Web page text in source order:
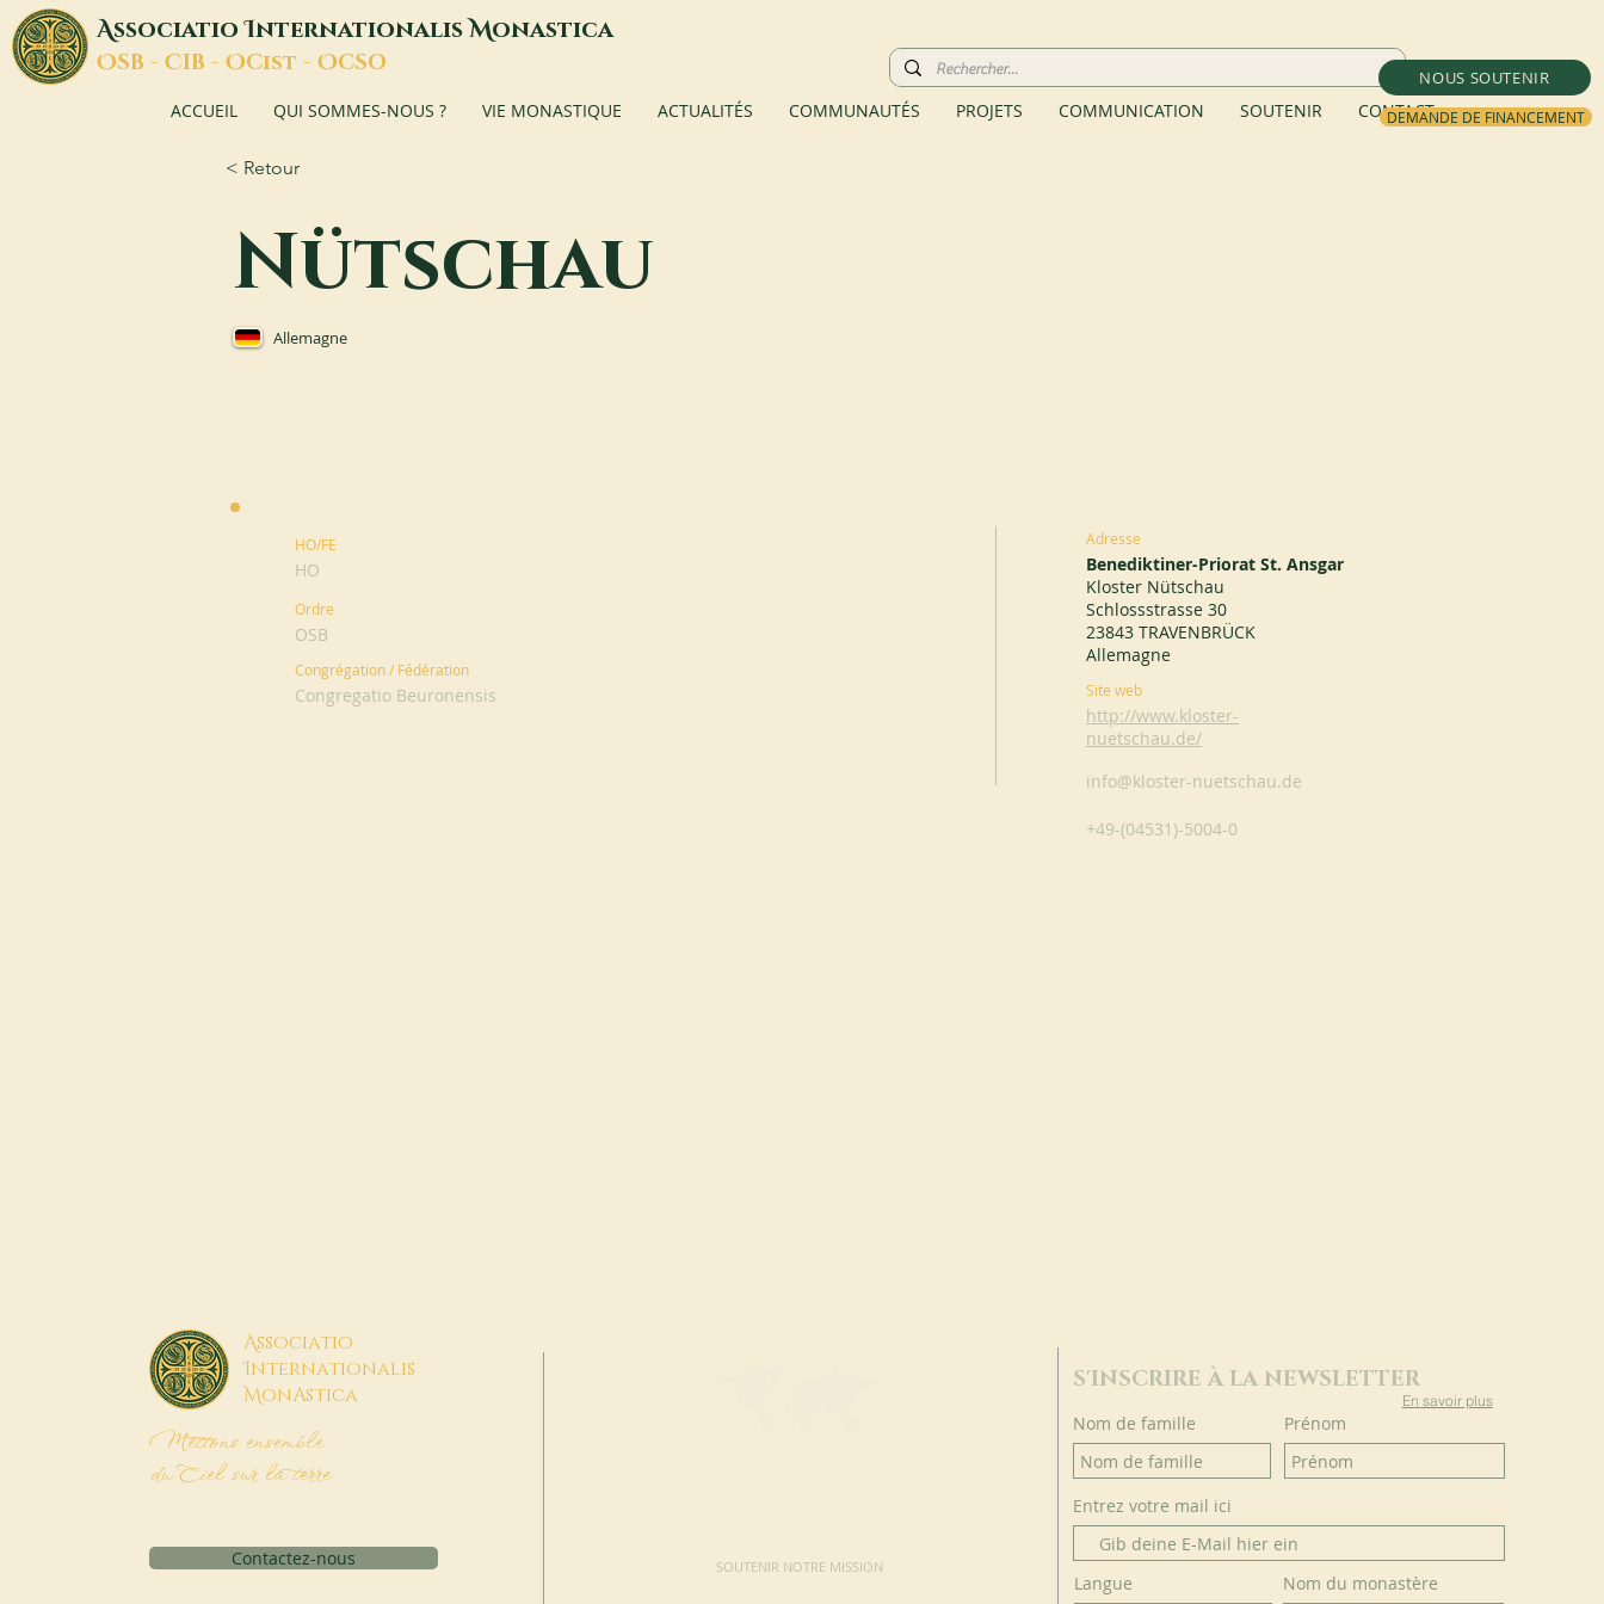
NOUS SOUTENIR
DEMANDE DE FINANCEMENT
AssociatioInternationalisMonastica
OSB - CIB - OCist - OCSO
ACCUEIL QUI SOMMES-NOUS ? VIE MONASTIQUE ACTUALITÉS COMMUNAUTÉS PROJETS COMMUNICATION SOUTENIR CONTACT
< Retour
Nütschau
Allemagne
HO/FE
HO
Ordre
OSB
Congrégation / Fédération
Congregatio Beuronensis
Adresse
Benediktiner-Priorat St. Ansgar
Kloster Nütschau
Schlossstrasse 30
23843 TRAVENBRÜCK
Allemagne
Site web
http://www.kloster-
nuetschau.de/
info@kloster-nuetschau.de
+49-(04531)-5004-0
Associatio
Internationalis
MonAstica
Mettons ensemble
du Ciel sur la terre
Contactez-nous SOUTENIR NOTRE MISSION
S'INSCRIRE À LA NEWSLETTER
En savoir plus
Nom de famille Prénom
Entrez votre mail ici
Langue Nom du monastère